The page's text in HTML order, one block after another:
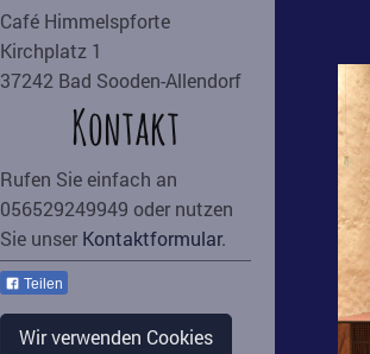
Café Himmelspforte
Kirchplatz 1
37242 Bad Sooden-Allendorf
Kontakt
Rufen Sie einfach an
056529249949 oder nutzen
Sie unserKontaktformular.
Teilen
Wir verwenden Cookies